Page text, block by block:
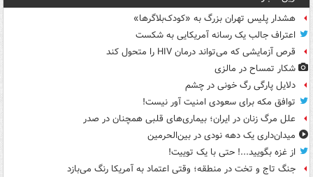
هشدار پلیس تهران بزرگ به «کودک‌بلاگرها»
اعتراف جالب یک رسانه آمریکایی به شکست
قرص آزمایشی که می‌تواند درمان HIV را متحول کند
شکار تمساح در مالزی
دلایل پارگی رگ خونی در چشم
توافق مکه برای سعودی امنیت آور نیست!
علل مرگ زنان در ایران؛ بیماری‌های قلبی همچنان در صدر
میدان‌داری یک دهه نودی در بین‌الحرمین
از غزه بگویید...! حتی با یک توییت!
جنگ تاج و تخت در منطقه؛ وقتی اعتماد به آمریکا رنگ می‌بازد